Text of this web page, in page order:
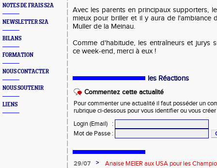
NOTES DE FRAIS S2A
NEWSLETTER S2A
BILANS
FORMATION
NOUS CONTACTER
NOUS SOUTENIR
LIENS
Avec les parents en principaux supporters,
mieux pour briller et il y aura de l'ambiance
Muller de la Meinau.
Comme d'habitude, les entraîneurs et jurys
ce week-end, merci à eux !
les Réactions
Commentez cette actualité
Pour commenter une actualité il faut posséder un
rubrique ci-dessous pour vous identifier ou vous
Login (Email)
:
Mot de Passe :
29/07 >
Anaïse MEIER aux USA pour les